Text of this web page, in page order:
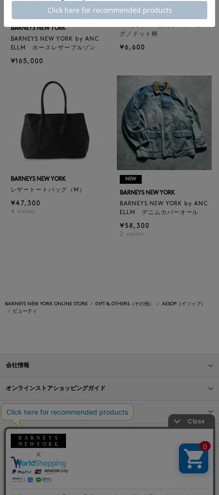
BARNEYS NEW YORK
BARNEYS NEW YORK by ANC
ELLM ホースレザーブルゾン
¥165,000
BARNEYS NEW YORK
グ／ドット柄
¥6,600
BARNEYS NEW YORK
レザートートバッグ（M）
¥47,300
4 colors
NEW
BARNEYS NEW YORK
BARNEYS NEW YORK by ANC
ELLM デニムカバーオール
¥58,300
2 colors
BARNEYS NEW YORK ONLINE STORE GIFT & OTHERS（その他）
AESOP（イソップ）
ビューティ
会社情報
オンラインストアショッピングガイド
店舗情報
サービス